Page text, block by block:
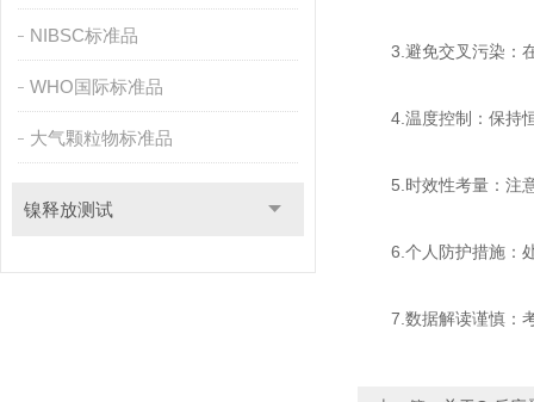
NIBSC标准品
WHO国际标准品
大气颗粒物标准品
镍释放测试
3.避免交叉污染：在
4.温度控制：保持恒
5.时效性考量：注意
6.个人防护措施：处
7.数据解读谨慎：考